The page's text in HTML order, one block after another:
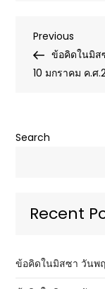
Post
Previous
Post
Previous
ข้อคิดในมิส
10 มกราคม ค.ศ
Search
Recent
ข้อคิดในมิสซา วันพ